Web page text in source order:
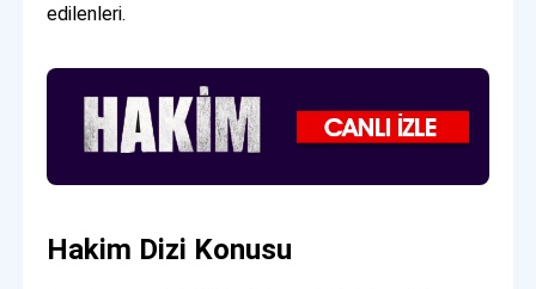
edilenleri.
Hakim Dizi Konusu